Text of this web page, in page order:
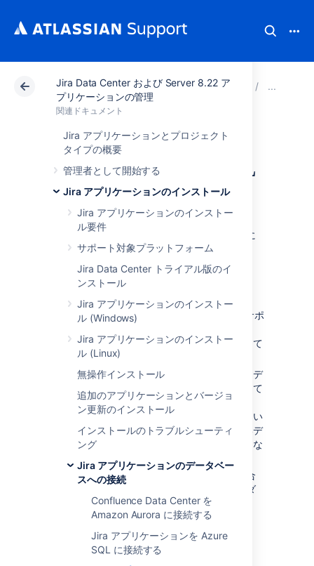
Jira Data Center および Server 8.22 ア
プリケーションの管理
関連ドキュメント
Jira アプリケーションとプロジェクト
タイプの概要
管理者として開始する
Jira アプリケーションのインストール
Jira アプリケーションのインストー
ル要件
サポート対象プラットフォーム
Jira Data Center トライアル版のイ
ンストール
Jira アプリケーションのインストー
ル (Windows)
Jira アプリケーションのインストー
ル (Linux)
無操作インストール
追加のアプリケーションとバージョ
ン更新のインストール
インストールのトラブルシューティ
ング
Jira アプリケーションのデータベー
スへの接続
Confluence Data Center を
Amazon Aurora に接続する
Jira アプリケーションを Azure
SQL に接続する
アトラシアン サポート 関連ドキュメント Jira Data
Jira アプリケーシ
ョンの PostgreSQL
への接続
ここでは、 Jira
データベースに
接続する方法を解説します。
はじめる前に
ご使用の PostgreSQL のバージョンがサポ
サポート対象プラットフォーム を参照して
ください。
Jira を他のサーバーに移行
する場合は、デ
ータのエクスポートを
として
作成します。その後、「
データベースの切り替え
」で説明されてい
るように、元のデータベースから新しいデ
ータベースにデータを移行できるようにな
ります。
セットアップ ウィザードを実行中の場合
をシャットダ
ウンします。
1. PostgreSQL データベース